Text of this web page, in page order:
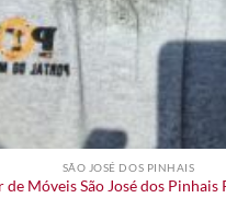
SÃO JOSÉ DOS PINHAIS
Móveis São José dos Pinhais